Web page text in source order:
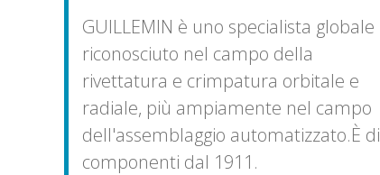
GUILLEMIN è uno specialista globale
riconosciuto nel campo della
rivettatura e crimpatura orbitale e
radiale, più ampiamente nel campo
dell'assemblaggio automatizzato.È di
componenti dal 1911.